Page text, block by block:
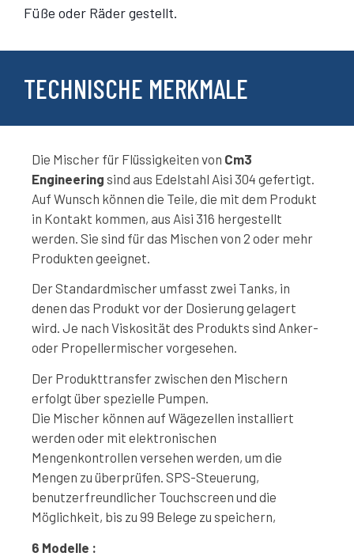
Füße oder Räder gestellt.
TECHNISCHE MERKMALE
Die Mischer für Flüssigkeiten von Cm3
Engineering sind aus Edelstahl Aisi 304 gefertigt.
Auf Wunsch können die Teile, die mit dem Produkt
in Kontakt kommen, aus Aisi 316 hergestellt
werden. Sie sind für das Mischen von 2 oder mehr
Produkten geeignet.
Der Standardmischer umfasst zwei Tanks, in
denen das Produkt vor der Dosierung gelagert
wird. Je nach Viskosität des Produkts sind Anker-
oder Propellermischer vorgesehen.
Der Produkttransfer zwischen den Mischern
erfolgt über spezielle Pumpen.
Die Mischer können auf Wägezellen installiert
werden oder mit elektronischen
Mengenkontrollen versehen werden, um die
Mengen zu überprüfen. SPS-Steuerung,
benutzerfreundlicher Touchscreen und die
Möglichkeit, bis zu 99 Belege zu speichern,
6 Modelle :